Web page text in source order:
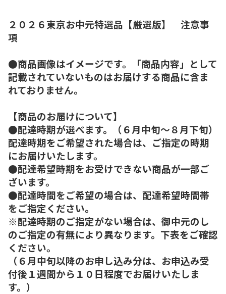
２０２６東京お中元特選品【厳選版】 注意事
項
●商品画像はイメージです。「商品内容」として
記載されていないものはお届けする商品に含ま
れておりません。
【商品のお届けについて】
●配達時期が選べます。（６月中旬～８月下旬）
配達時期をご希望された場合は、ご指定の時期
にお届けいたします。
●配達希望時期をお受けできない商品が一部ご
ざいます。
●配達時間をご希望の場合は、配達希望時間帯
をご指定ください。
※配達時期のご指定がない場合は、御中元のし
のご指定の有無により異なります。下表をご確認
ください。
（６月中旬以降のお申し込み分は、お申込み受
付後１週間から１０日程度でお届けいたしま
す。）